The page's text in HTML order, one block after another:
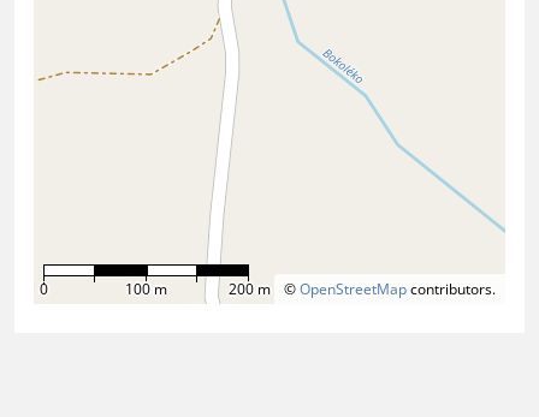
©OpenStreetMapcontributors.
0 100 m 200 m